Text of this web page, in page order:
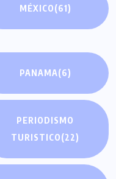
MÉXICO(61)
PANAMA(6)
PERIODISMO
TURISTICO(22)